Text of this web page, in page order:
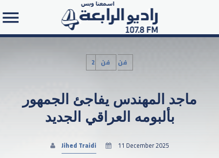
Search in the website:
2فن فن
ماجد المهندس يفاجئ الجمهور
بألبومه العراقي الجديد
Jihed Traidi 11 December 2025